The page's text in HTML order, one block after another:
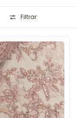
Filtrar